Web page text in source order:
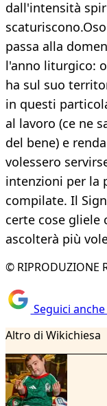
dall'intensità
passa alla
l'anno liturgico:
ha sul suo
in questi
al lavoro (ce ne
del bene) e
volessero
intenzioni per la
compilate. Il
certe cose gliele
ascolterà più
© RIPRODUZIONE
Seguici
Altro di Wikichiesa